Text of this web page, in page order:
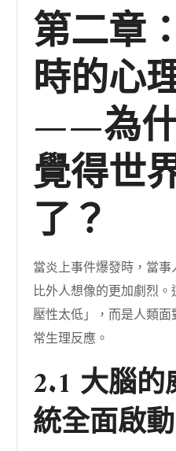
第二章
時的心
——為
覺得世
了？
當炎上事件爆發時，當
比外人想像的更加劇烈
壓性太低」，而是人類
常生理反應。
2.1 大腦
統全面啟動